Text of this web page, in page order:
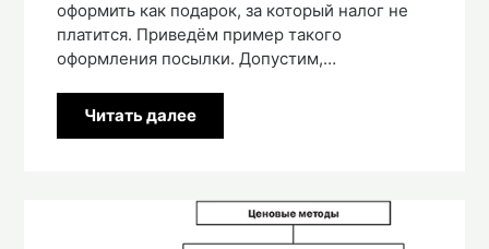
оформить как подарок, за который налог не
платится. Приведём пример такого
оформления посылки. Допустим,…
Читать далее